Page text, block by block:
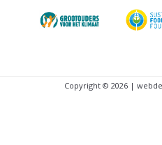
Copyright © 2026 |